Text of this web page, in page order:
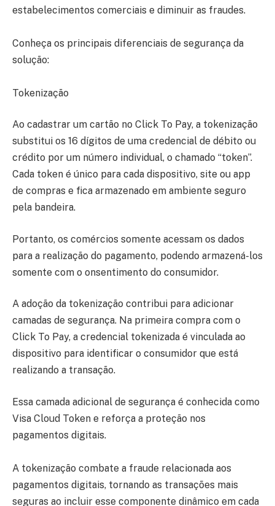
estabelecimentos comerciais e diminuir as fraudes.
Conheça os principais diferenciais de segurança da
solução:
Tokenização
Ao cadastrar um cartão no Click To Pay, a tokenização
substitui os 16 dígitos de uma credencial de débito ou
crédito por um número individual, o chamado “token”.
Cada token é único para cada dispositivo, site ou app
de compras e fica armazenado em ambiente seguro
pela bandeira.
Portanto, os comércios somente acessam os dados
para a realização do pagamento, podendo armazená-los
somente com o onsentimento do consumidor.
A adoção da tokenização contribui para adicionar
camadas de segurança. Na primeira compra com o
Click To Pay, a credencial tokenizada é vinculada ao
dispositivo para identificar o consumidor que está
realizando a transação.
Essa camada adicional de segurança é conhecida como
Visa Cloud Token e reforça a proteção nos
pagamentos digitais.
A tokenização combate a fraude relacionada aos
pagamentos digitais, tornando as transações mais
seguras ao incluir esse componente dinâmico em cada